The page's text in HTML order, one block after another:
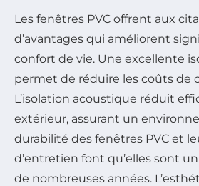
Les fenêtres PVC offrent aux
d’avantages qui améliorent
confort de vie. Une excellente
permet de réduire les coûts de
L’isolation acoustique réduit
extérieur, assurant un
durabilité des fenêtres PVC et
d’entretien font qu’elles sont
de nombreuses années.